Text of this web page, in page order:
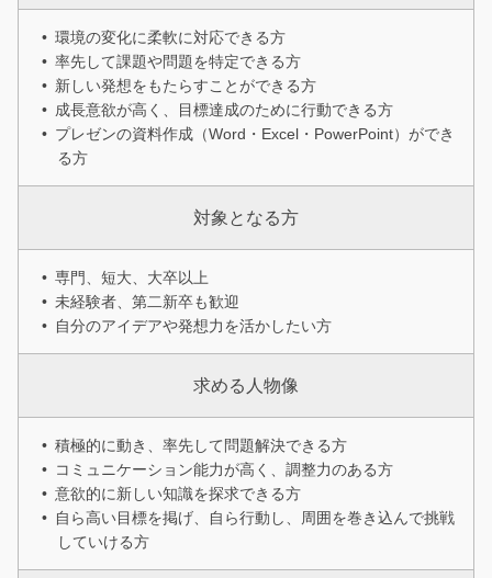
環境の変化に柔軟に対応できる方
率先して課題や問題を特定できる方
新しい発想をもたらすことができる方
成長意欲が高く、目標達成のために行動できる方
プレゼンの資料作成（Word・Excel・PowerPoint）ができ
る方
対象となる方
専門、短大、大卒以上
未経験者、第二新卒も歓迎
自分のアイデアや発想力を活かしたい方
求める人物像
積極的に動き、率先して問題解決できる方
コミュニケーション能力が高く、調整力のある方
意欲的に新しい知識を探求できる方
自ら高い目標を掲げ、自ら行動し、周囲を巻き込んで挑戦
していける方